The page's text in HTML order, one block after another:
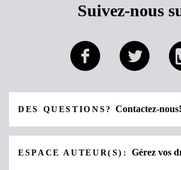
Suivez-nous
DES QUESTIONS?Contactez-nous!
ESPACE AUTEUR(S):Gérez vos